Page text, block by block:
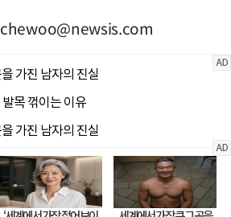
chewoo@newsis.com